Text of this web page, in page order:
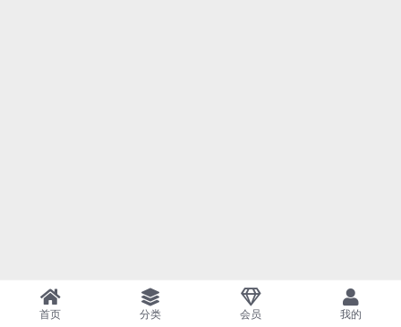
首页 分类 会员 我的